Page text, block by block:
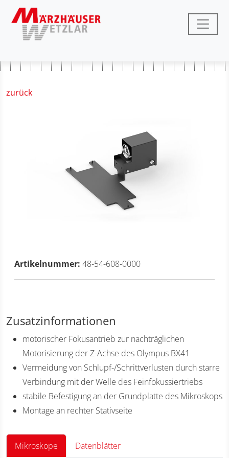
zurück
Artikelnummer: 48-54-608-0000
Zusatzinformationen
motorischer Fokusantrieb zur nachträglichen
Motorisierung der Z-Achse des Olympus BX41
Vermeidung von Schlupf-/Schrittverlusten durch starre
Verbindung mit der Welle des Feinfokussiertriebs
stabile Befestigung an der Grundplatte des Mikroskops
Montage an rechter Stativseite
Mikroskope Datenblätter